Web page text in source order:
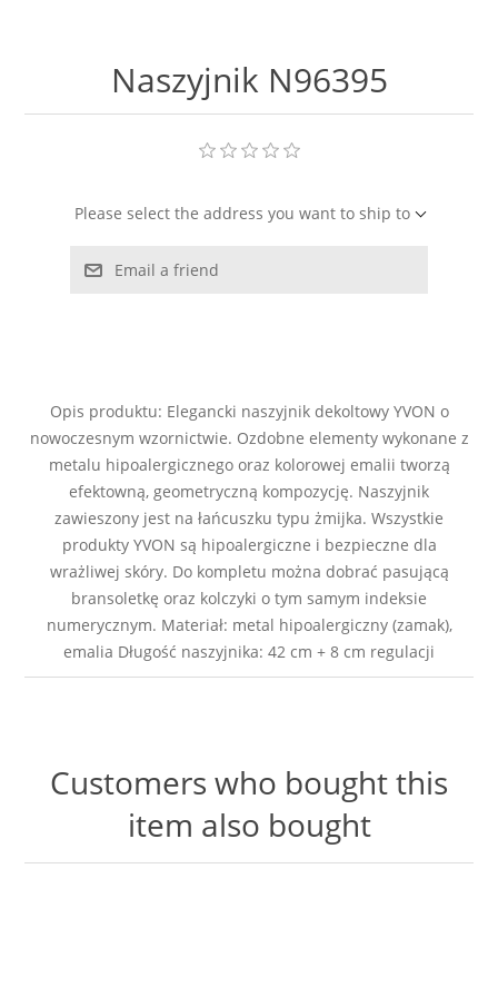
LAPIS LAZURI
TURMALIN
Naszyjnik N96395
Please select the address you want to ship to
Email a friend
Opis produktu: Elegancki naszyjnik dekoltowy YVON o
nowoczesnym wzornictwie. Ozdobne elementy wykonane z
metalu hipoalergicznego oraz kolorowej emalii tworzą
efektowną, geometryczną kompozycję. Naszyjnik
zawieszony jest na łańcuszku typu żmijka. Wszystkie
produkty YVON są hipoalergiczne i bezpieczne dla
wrażliwej skóry. Do kompletu można dobrać pasującą
bransoletkę oraz kolczyki o tym samym indeksie
numerycznym. Materiał: metal hipoalergiczny (zamak),
emalia Długość naszyjnika: 42 cm + 8 cm regulacji
Customers who bought this
item also bought